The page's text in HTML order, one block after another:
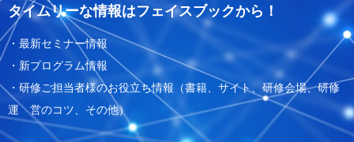
タイムリーな情報はフェイスブックから！
・最新セミナー情報
・新プログラム情報
・研修ご担当者様のお役立ち情報（書籍、サイト、研修会場、研修
運 営のコツ、その他）